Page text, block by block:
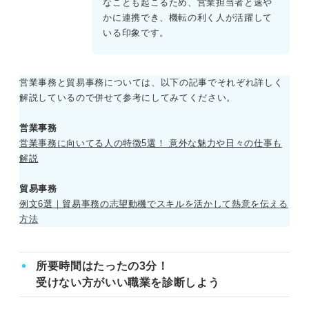
なことも起こるため、営業担当者と速や
かに連携でき、機転の利く人が活躍して
いる印象です。
営業事務と貿易事務については、以下の記事でそれぞれ詳しく
解説しているので併せて参考にしてみてください。
営業事務
営業事務に向いてる人の特徴5選！ 意外な魅力や日々の仕事も
解説
貿易事務
例文6選｜貿易事務の志望動機でスキルを活かして熱意を伝える
方法
所要時間はたったの3分！
受けない方がいい職業を診断しよう